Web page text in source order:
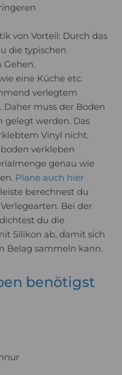
von Vorteil: Durch das
die typischen
Gehen.
eine Küche etc.
verlegtem
muss der Boden
werden. Das
Vinyl nicht.
verkleben
genau wie
Plane auch hier
berechnest du
Bei der
du die
Silikon ab, damit sich
Belag sammeln kann.
benötigst